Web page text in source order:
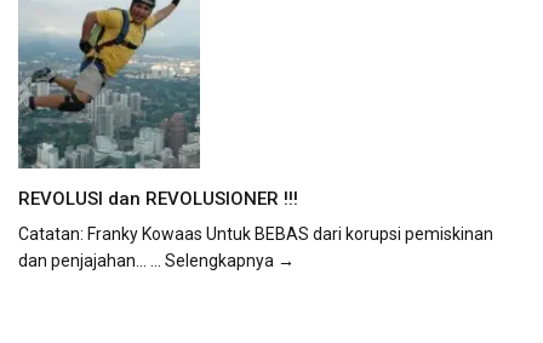
REVOLUSI dan REVOLUSIONER !!!
Catatan: Franky Kowaas Untuk BEBAS dari korupsi pemiskinan
dan penjajahan... ... Selengkapnya →